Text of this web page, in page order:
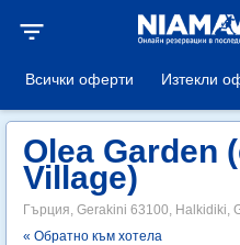
filter_list
Всички оферти Изтекли
Olea Garden
Village)
Гърция, Gerakini 63100, Halkidiki,
« Обратно към хотела